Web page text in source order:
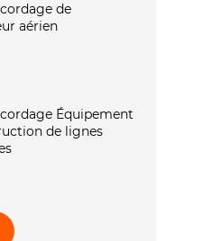
de
aérien
Équipement
de lignes